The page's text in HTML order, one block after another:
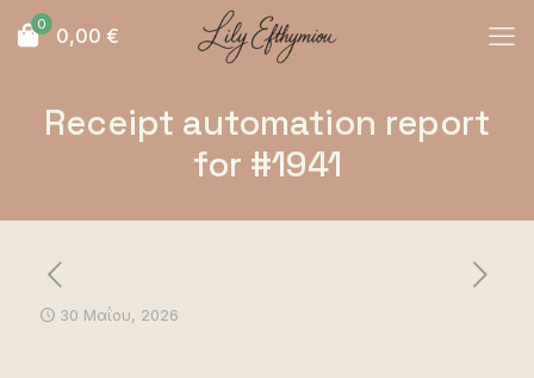
0 0,00 €
Receipt automation report
for #1941
30 Μαΐου, 2026